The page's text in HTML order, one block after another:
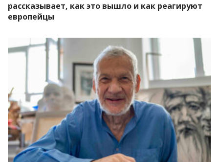
рассказывает, как это вышло и как реагируют
европейцы